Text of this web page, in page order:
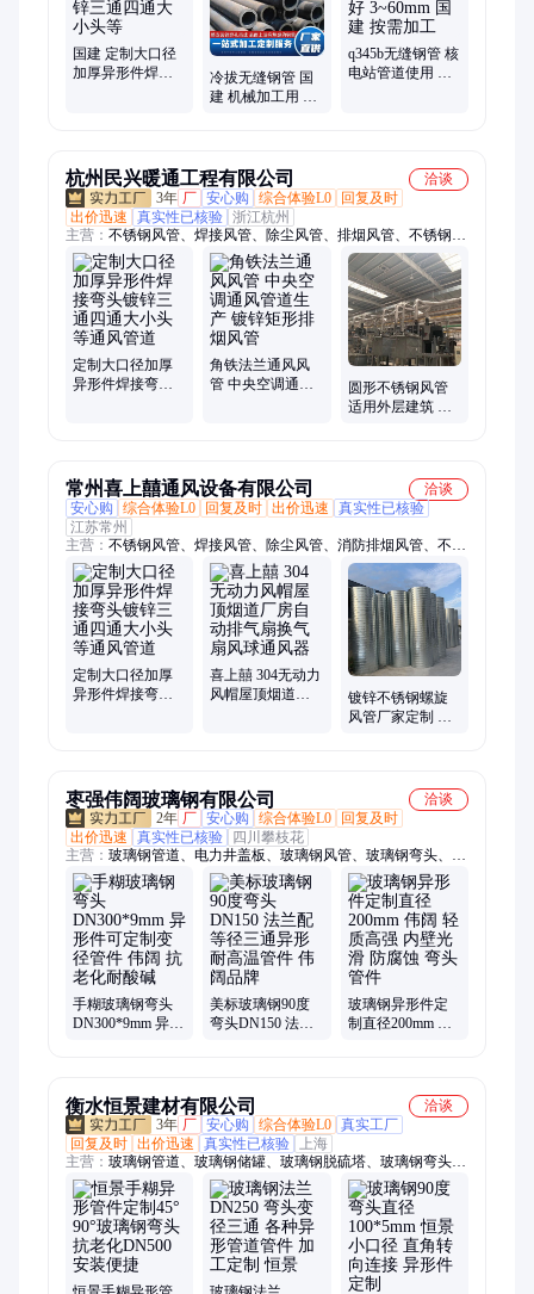
制三通、合金管件、异径管、支吊架
国建 定制大口径
加厚异形件焊接
冷拔无缝钢管 国
建 机械加工用 耐
q345b无缝钢管 核
电站管道使用 水
杭州民兴暖通工程有限公司
洽谈
3年 厂 安心购 综合体验L0
回复及时
出价迅速
真实性已核验 浙江杭州
主营： 不锈钢风管、焊接风管、除尘风管、排烟风管、不锈钢油
烟罩、不锈钢焊接管、不锈钢螺旋风管、除尘管道、厂房排烟除
尘、镀锌风管、角钢法兰、消防排烟管道、油烟管道、新风管、
工业罩、集气罩、工业排烟、镀锌法兰、不锈钢法兰、环保除尘
风管、碳钢风管、方形管道、空调新风排风管、防排烟管道、共
板法兰
定制大口径加厚
异形件焊接弯头
角铁法兰通风风
管 中央空调通风
圆形不锈钢风管
适用外层建筑 一
常州喜上囍通风设备有限公司
洽谈
安心购
综合体验L0 回复及时 出价迅速
真实性已核验
江苏常州
主营： 不锈钢风管、焊接风管、除尘风管、消防排烟风管、不锈
钢螺旋风管、除尘管道、厂房排烟除尘风管、镀锌风管、角钢法
兰、消防排烟管道、油烟管道、新风管、工业罩、工业排烟、镀
锌法兰、不锈钢法兰、环保除尘风管、碳钢风管、方形管道、空
调新风排风管、防排烟管道
定制大口径加厚
异形件焊接弯头
喜上囍 304无动力
风帽屋顶烟道厂
镀锌不锈钢螺旋
风管厂家定制 耐
枣强伟阔玻璃钢有限公司
洽谈
2年 厂 安心购 综合体验L0
回复及时
出价迅速
真实性已核验
四川攀枝花
主营： 玻璃钢管道、电力井盖板、玻璃钢风管、玻璃钢弯头、玻
璃钢异形件、玻璃钢格栅、玻璃钢法兰、排水沟网格板、玻璃钢
格栅板、玻璃钢电缆沟盖板、玻璃钢复合盖板、玻璃钢三通、玻
璃钢围栏、玻璃钢拉挤方管、玻璃钢除臭风管、玻璃钢拱形盖
板、玻璃钢檩条、光伏走道板、锌铝镁走道板、玻璃钢污水池盖
板
手糊玻璃钢弯头
DN300*9mm 异形
美标玻璃钢90度
弯头DN150 法兰
玻璃钢异形件定
制直径200mm 伟
衡水恒景建材有限公司
洽谈
3年 厂 安心购 综合体验L0 真实工厂
回复及时 出价迅速 真实性已核验
上海
主营： 玻璃钢管道、玻璃钢储罐、玻璃钢脱硫塔、玻璃钢弯头、
玻璃钢异形件、玻璃钢平盖板、玻璃钢拱形盖板、玻璃钢拉挤方
管、光伏走道板、锌铝镁走道板、玻璃钢风管、玻璃钢法兰、玻
璃钢三通变径、玻璃钢洗涤塔、玻璃钢围栏、玻璃钢电缆桥架、
玻璃钢格栅、玻璃钢污水池盖板、玻璃钢拉挤圆管、玻璃钢平
板、玻璃钢拉挤平板、玻璃钢除臭风管、玻璃钢檩条